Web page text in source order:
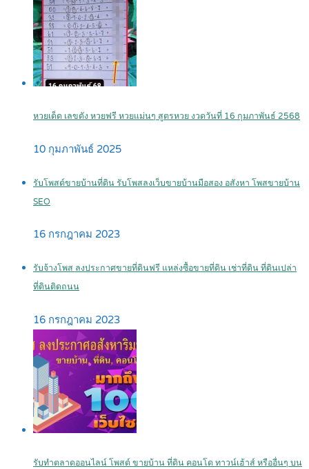
หวยเด็ด เลขดัง หวยฟรี หวยแม่นๆ สูตรหวย งวดวันที่ 16 กุมภาพันธ์ 2568
10 กุมภาพันธ์ 2025
รับโพสต์ขายบ้านที่ดิน รับโพสลงเว็บขายบ้านมือสอง อสังหา โพสขายบ้าน
SEO
16 กรกฎาคม 2023
รับจ้างโพส ลงประกาศขายที่ดินฟรี แหล่งซื้อขายที่ดิน เช่าที่ดิน ที่ดินเปล่า
ที่ดินติดถนน
16 กรกฎาคม 2023
รับทำตลาดออนไลน์ โพสต์ ขายบ้าน ที่ดิน คอนโด ทาวน์เฮ้าส์ หรืออื่นๆ บน